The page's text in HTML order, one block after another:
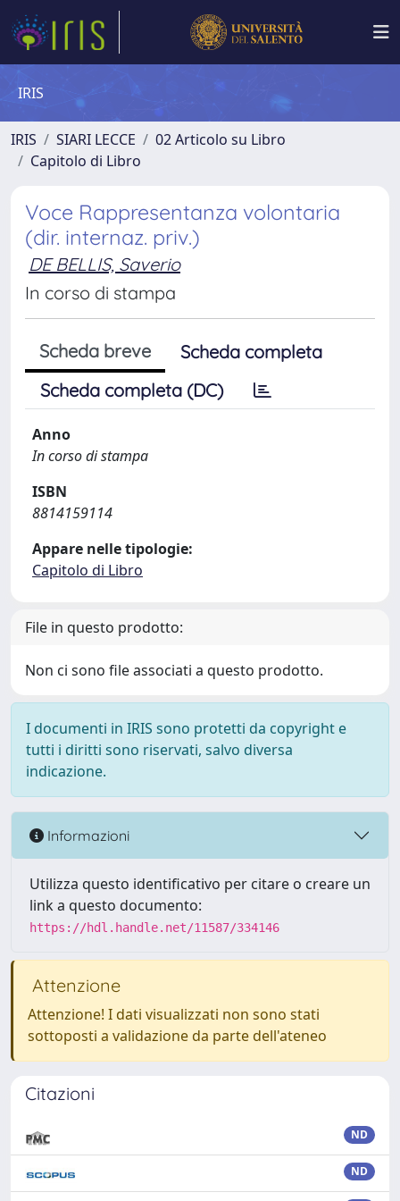
IRIS
IRIS SIARI LECCE
02 Articolo su Libro
Capitolo di Libro
Voce Rappresentanza volontaria
(dir. internaz. priv.)
DE BELLIS, Saverio
In corso di stampa
Scheda breve
Scheda completa
Scheda completa (DC)
Anno
In corso di stampa
ISBN
8814159114
Appare nelle tipologie:
Capitolo di Libro
File in questo prodotto:
Non ci sono file associati a questo prodotto.
I documenti in IRIS sono protetti da copyright e
tutti i diritti sono riservati, salvo diversa
indicazione.
Informazioni
Utilizza questo identificativo per citare o creare un
link a questo documento:
https://hdl.handle.net/11587/334146
Attenzione
Attenzione! I dati visualizzati non sono stati
sottoposti a validazione da parte dell'ateneo
Citazioni
ND
ND